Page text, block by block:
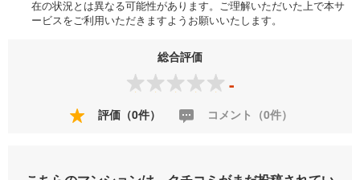
在の状況とは異なる可能性があります。ご理解いただいた上で本サ
ービスをご利用いただきますようお願いいたします。
総合評価
-
評価（0件） コメント（0件）